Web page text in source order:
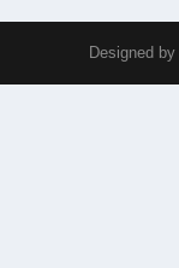
Designed by